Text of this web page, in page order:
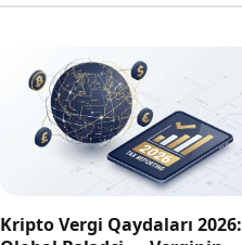
Kripto Vergi Qaydaları 2026: